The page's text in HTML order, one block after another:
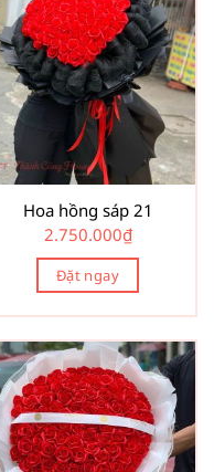
Hoa hồng sáp 21
2.750.000₫
Đặt ngay